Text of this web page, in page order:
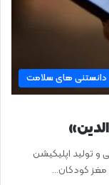
دانستنی های سلامت
تولید اپلیکیشن
مغز کودکان…